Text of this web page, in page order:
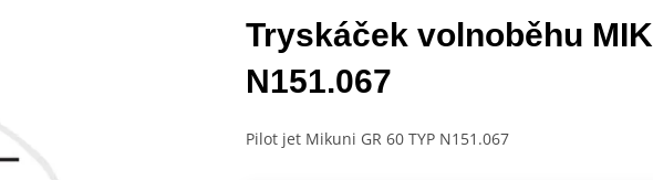
Tryskáček volnoběhu
N151.067
Pilot jet Mikuni GR 60 TYP N151.067